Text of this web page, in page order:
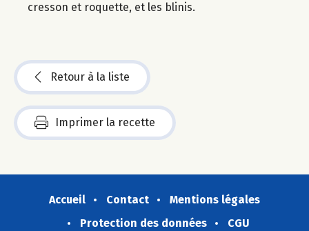
cresson et roquette, et les blinis.
Retour à la liste
Imprimer la recette
Accueil Contact
Mentions légales
Protection des données
CGU